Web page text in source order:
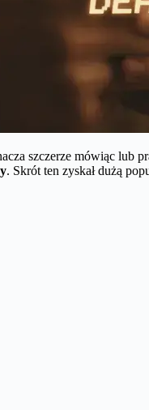
szczerze mówiąc lub
. Skrót ten zyskał dużą